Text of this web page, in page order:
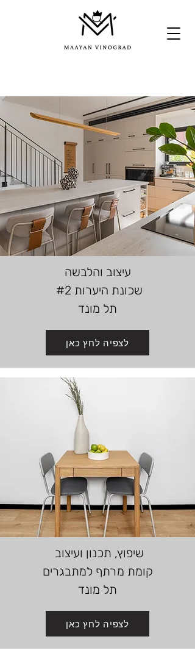
עיצוב והלבשה
שכונת היערות #2
תל מונד
לצפיה לחץ כאן
שיפוץ, תכנון ועיצוב
קומת מרתף למתבגרים
תל מונד
לצפיה לחץ כאן